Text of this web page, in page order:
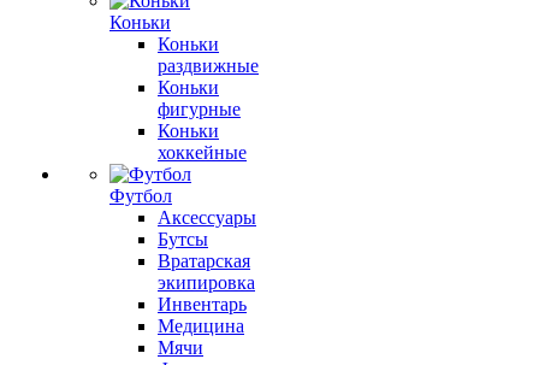
Коньки
Коньки
раздвижные
Коньки
фигурные
Коньки
хоккейные
Футбол
Аксессуары
Бутсы
Вратарская
экипировка
Инвентарь
Медицина
Мячи